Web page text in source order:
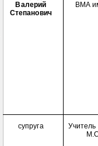
Валерий
Степанович
ВМА
супруга